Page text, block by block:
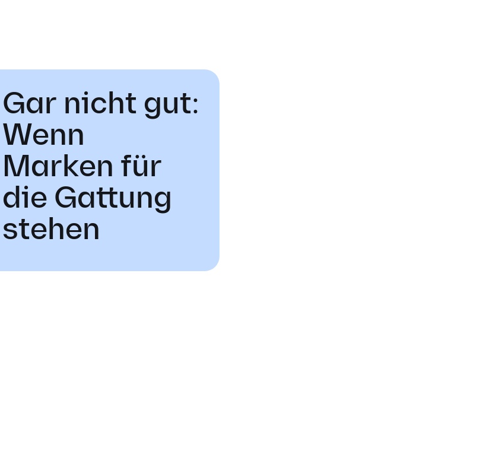
Gar nicht gut:
Wenn
Marken für
die Gattung
stehen